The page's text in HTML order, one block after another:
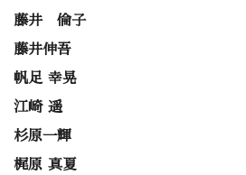
藤井 倫子
藤井伸吾
帆足 幸晃
江崎 遥
杉原一輝
梶原 真夏